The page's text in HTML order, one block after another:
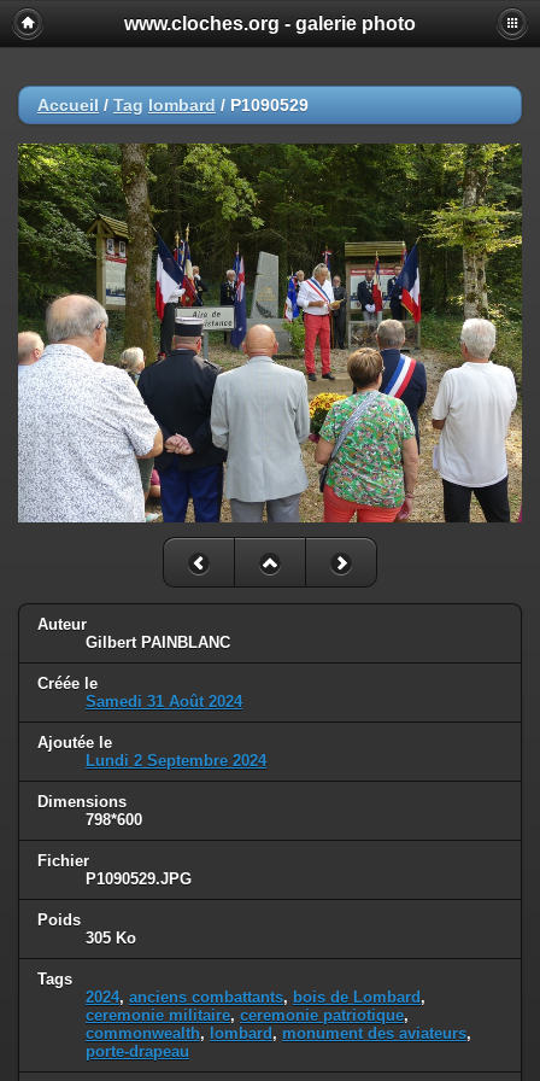
www.cloches.org - galerie photo
Accueil / Tag lombard / P1090529
Auteur
Gilbert PAINBLANC
Créée le
Samedi 31 Août 2024
Ajoutée le
Lundi 2 Septembre 2024
Dimensions
798*600
Fichier
P1090529.JPG
Poids
305 Ko
Tags
2024, anciens combattants, bois de Lombard,
ceremonie militaire, ceremonie patriotique,
commonwealth, lombard, monument des aviateurs,
porte-drapeau